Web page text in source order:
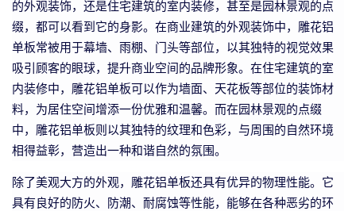
的外观装饰，还是住宅建筑的室内装修，甚至是园林景观的点
缀，都可以看到它的身影。在商业建筑的外观装饰中，雕花铝
单板常被用于幕墙、雨棚、门头等部位，以其独特的视觉效果
吸引顾客的眼球，提升商业空间的品牌形象。在住宅建筑的室
内装修中，雕花铝单板可以作为墙面、天花板等部位的装饰材
料，为居住空间增添一份优雅和温馨。而在园林景观的点缀
中，雕花铝单板则以其独特的纹理和色彩，与周围的自然环境
相得益彰，营造出一种和谐自然的氛围。
除了美观大方的外观，雕花铝单板还具有优异的物理性能。它
具有良好的防火、防潮、耐腐蚀等性能，能够在各种恶劣的环